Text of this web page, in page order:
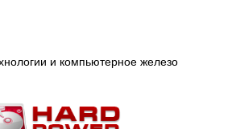
и компьютерное железо